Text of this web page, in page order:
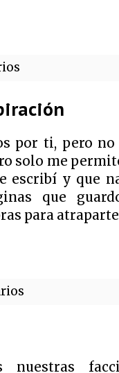
por ti, pero
solo me
escribí y que
que
para
nuestras